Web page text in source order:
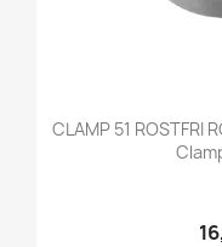
CLAMP 51 ROSTFRI